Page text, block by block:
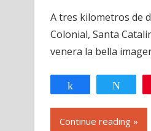
de
Jesus
Nazareno
Santa
Catalina
Bobadilla
A tres kilometros de
Colonial, Santa
venera la bella
Compartir
Continue reading »